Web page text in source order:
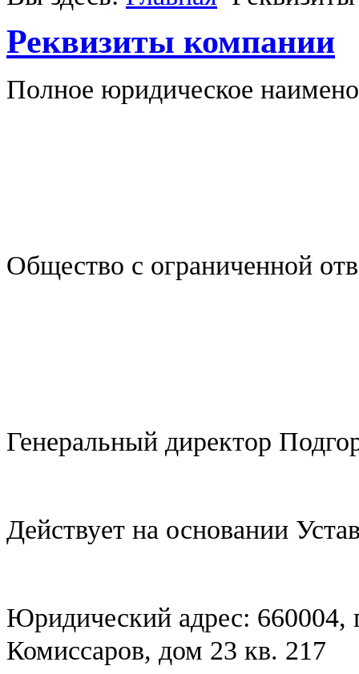
Реквизиты компании
Полное юридическое
Общество с ограниченной
Генеральный директор
Действует на основании
Юридический адрес: 660004,
Комиссаров, дом 23 кв. 217